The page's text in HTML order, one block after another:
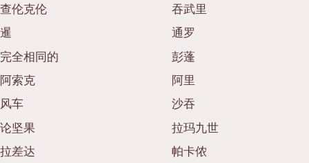
查伦克伦
吞武里
暹
通罗
完全相同的
彭蓬
阿索克
阿里
风车
沙吞
论坚果
拉玛九世
拉差达
帕卡侬